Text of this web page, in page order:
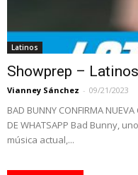
Latinos
Showprep –
Vianney Sánchez - 09/21/2023
BAD BUNNY CONFIRMA
DE WHATSAPP Bad Bunny,
música actual,...